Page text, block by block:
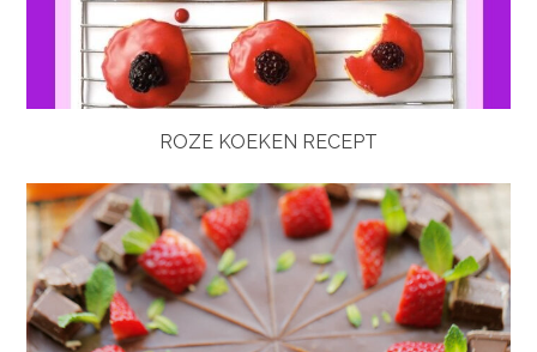
ROZE KOEKEN RECEPT